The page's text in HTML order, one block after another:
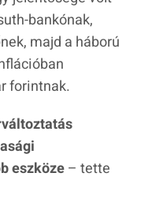
bankónak,
majd a háború
forintnak.
eszköze– tette